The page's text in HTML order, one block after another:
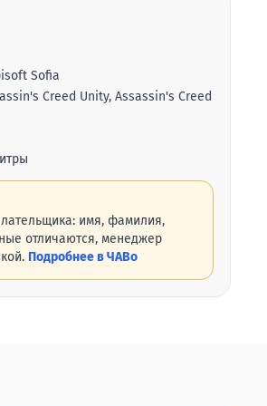
Sofia
Creed Unity, Assassin's Creed
имя, фамилия,
отличаются, менеджер
Подробнее в ЧАВо